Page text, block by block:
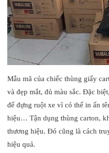
Mẫu mã của chiếc thùng giấy
và đẹp mắt, đủ màu sắc. Đặc
để đựng ruột xe vì có thể in ấn
hiệu… Tận dụng thùng carton,
thương hiệu. Đó cũng là cách
hiệu quả.